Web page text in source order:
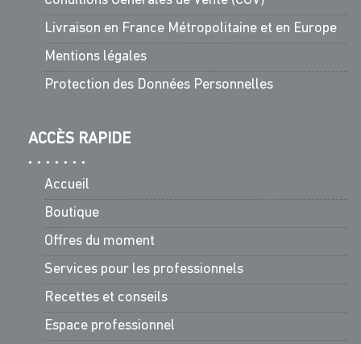
Livraison en France Métropolitaine et en Europe
Mentions légales
Protection des Données Personnelles
ACCÈS RAPIDE
Accueil
Boutique
Offres du moment
Services pour les professionnels
Recettes et conseils
Espace professionnel